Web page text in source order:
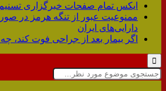
ایکس تمام صفحات خبرگزاری
ممنوعیت عبور از تنگه هرمز در
دارایی‌های ایران
اگر بیمار بعد از جراحی فوت کند،